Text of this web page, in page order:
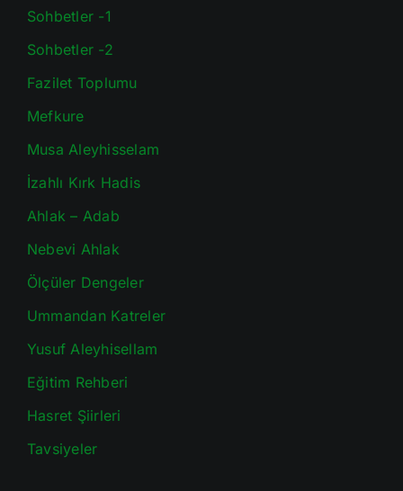
Sohbetler -1
Sohbetler -2
Fazilet Toplumu
Mefkure
Musa Aleyhisselam
İzahlı Kırk Hadis
Ahlak – Adab
Nebevi Ahlak
Ölçüler Dengeler
Ummandan Katreler
Yusuf Aleyhisellam
Eğitim Rehberi
Hasret Şiirleri
Tavsiyeler